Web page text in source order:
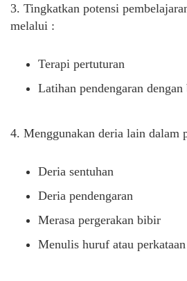
3. Tingkatkan potensi
melalui :
Terapi pertuturan
Latihan pendengaran
4. Menggunakan deria lain dalam
Deria sentuhan
Deria pendengaran
Merasa pergerakan bibir
Menulis huruf atau perkataan